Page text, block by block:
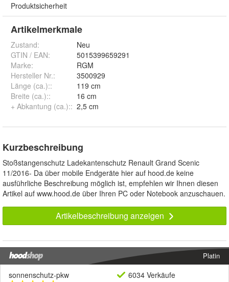
Produktsicherheit
Artikelmerkmale
Zustand:
Neu
GTIN / EAN:
5015399659291
Marke:
RGM
Hersteller Nr.:
3500929
Länge (ca.)::
119 cm
Breite (ca.)::
16 cm
+ Abkantung (ca.):: 2,5 cm
Kurzbeschreibung
Stoßstangenschutz Ladekantenschutz Renault Grand Scenic
11/2016- Da über mobile Endgeräte hier auf hood.de keine
ausführliche Beschreibung möglich ist, empfehlen wir Ihnen diesen
Artikel auf www.hood.de über Ihren PC oder Notebook anzuschauen.
Artikelbeschreibung anzeigen
Platin
sonnenschutz-pkw
6034 Verkäufe